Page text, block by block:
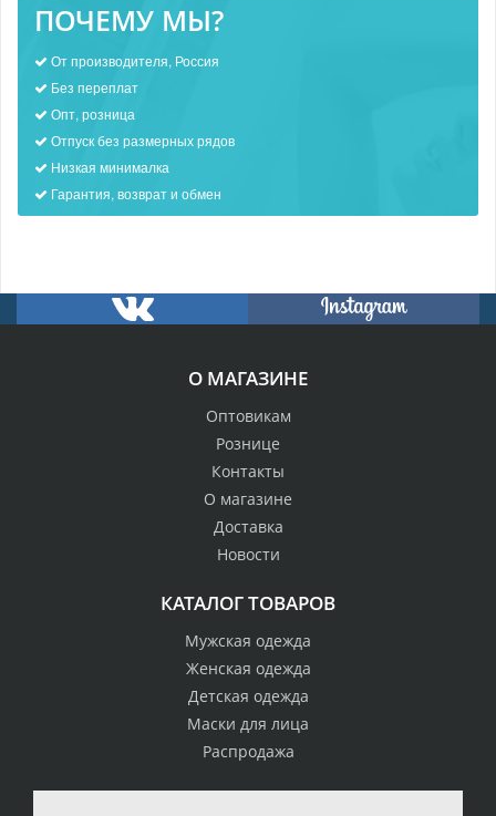
ПОЧЕМУ МЫ?
От производителя, Россия
Без переплат
Опт, розница
Отпуск без размерных рядов
Низкая минималка
Гарантия, возврат и обмен
О МАГАЗИНЕ
Оптовикам
Рознице
Контакты
О магазине
Доставка
Новости
КАТАЛОГ ТОВАРОВ
Мужская одежда
Женская одежда
Детская одежда
Маски для лица
Распродажа